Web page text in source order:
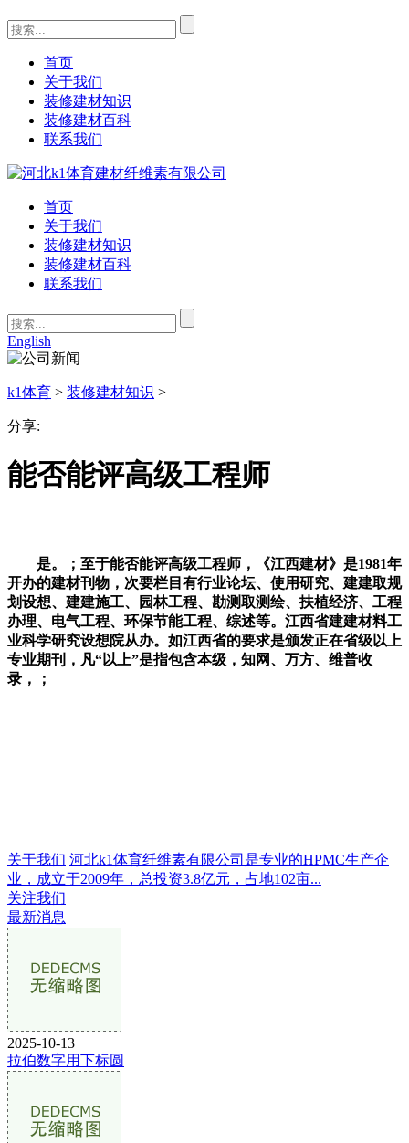
首页
关于我们
装修建材知识
装修建材百科
联系我们
首页
关于我们
装修建材知识
装修建材百科
联系我们
English
k1体育 > 装修建材知识 >
分享:
能否能评高级工程师
是。；至于能否能评高级工程师，《江西建材》是1981年
开办的建材刊物，次要栏目有行业论坛、使用研究、建建取规
划设想、建建施工、园林工程、勘测取测绘、扶植经济、工程
办理、电气工程、环保节能工程、综述等。江西省建建材料工
业科学研究设想院从办。如江西省的要求是颁发正在省级以上
专业期刊，凡“以上”是指包含本级，知网、万方、维普收
录，；
关于我们 河北k1体育纤维素有限公司是专业的HPMC生产企
业，成立于2009年，总投资3.8亿元，占地102亩...
关注我们
最新消息
2025-10-13
拉伯数字用下标圆